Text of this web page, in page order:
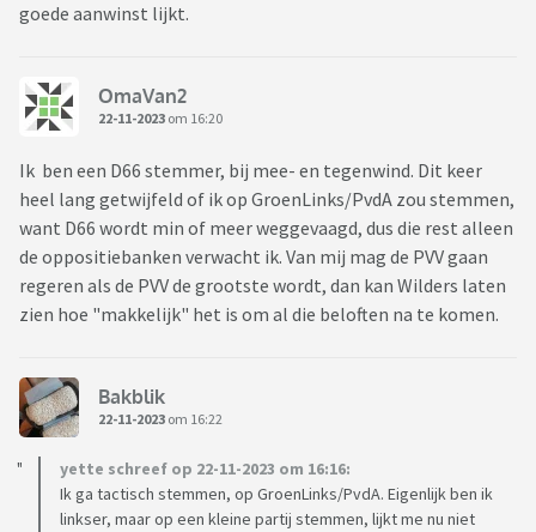
goede aanwinst lijkt.
OmaVan2
22-11-2023 om 16:20
Ik ben een D66 stemmer, bij mee- en tegenwind. Dit keer
heel lang getwijfeld of ik op GroenLinks/PvdA zou stemmen,
want D66 wordt min of meer weggevaagd, dus die rest alleen
de oppositiebanken verwacht ik. Van mij mag de PVV gaan
regeren als de PVV de grootste wordt, dan kan Wilders laten
zien hoe "makkelijk" het is om al die beloften na te komen.
Bakblik
22-11-2023 om 16:22
yette schreef op 22-11-2023 om 16:16:
Ik ga tactisch stemmen, op GroenLinks/PvdA. Eigenlijk ben ik
linkser, maar op een kleine partij stemmen, lijkt me nu niet